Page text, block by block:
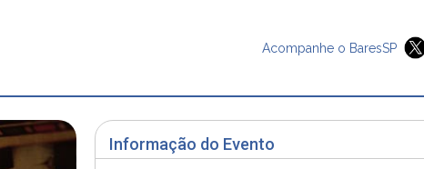
Acompanhe o BaresSP
Informação do Evento